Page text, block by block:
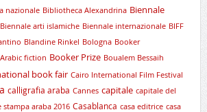
nazionale Bibliotheca Alexandrina Biennale
Biennale arti islamiche Biennale internazionale BIFF
Blandine Rinkel Bologna Booker
fiction Booker Prize Boualem Bessaih
book fair Cairo International Film Festival
calligrafia araba Cannes capitale capitale del
stampa araba 2016 Casablanca casa editrice casa